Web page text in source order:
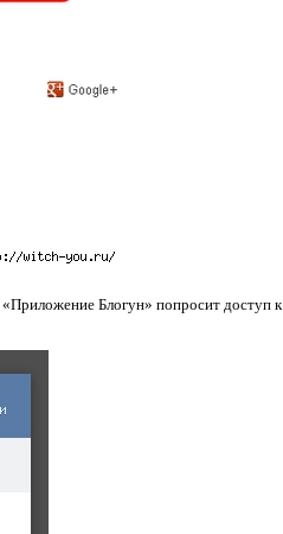
«Приложение Блогун» попросит доступ к